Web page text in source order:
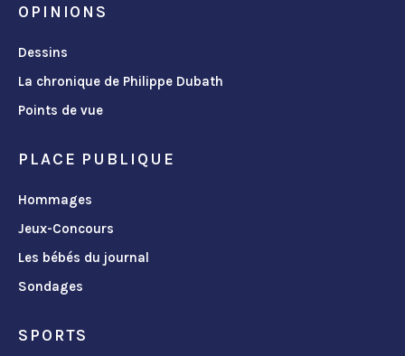
OPINIONS
Dessins
La chronique de Philippe Dubath
Points de vue
PLACE PUBLIQUE
Hommages
Jeux-Concours
Les bébés du journal
Sondages
SPORTS